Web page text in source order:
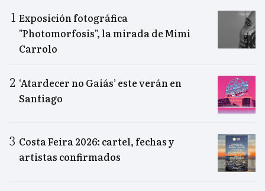
Exposición fotográfica
"Photomorfosis", la mirada de Mimi
Carrolo
‘Atardecer no Gaiás’ este verán en
Santiago
Costa Feira 2026: cartel, fechas y
artistas confirmados